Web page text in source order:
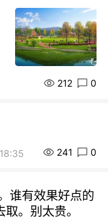
212 0
241 0
谁有效果好点的
。别太贵。